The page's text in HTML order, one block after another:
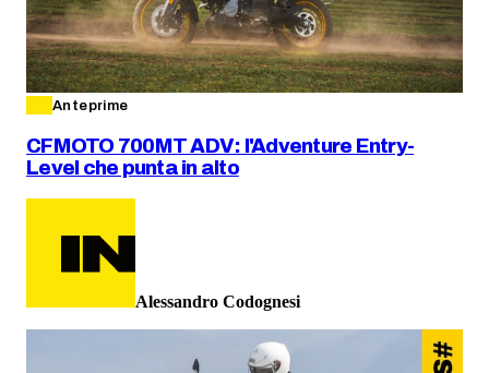
Anteprime
CFMOTO 700MT ADV: l'Adventure Entry-
Level che punta in alto
Alessandro Codognesi